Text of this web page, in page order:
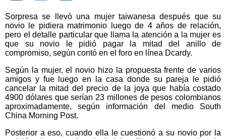
Sorpresa se llevó una mujer taiwanesa después que su
novio le pidiera matrimonio luego de 4 años de relación,
pero el detalle particular que llama la atención a la mujer es
que su novio le pidió pagar la mitad del anillo de
compromiso, según contó en el foro en línea Dcardy.
Según la mujer, el novio hizo la propuesta frente de varios
amigos y fue luego en la casa donde su pareja le pidió
cancelar la mitad del precio de la joya que había costado
4900 dólares que serían 23 millones de pesos colombianos
aproximadamente, según información del medio South
China Morning Post.
Posterior a eso, cuando ella le cuestionó a su novio por la